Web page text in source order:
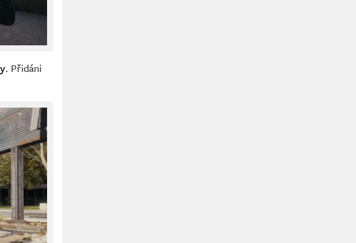
. Přidáni